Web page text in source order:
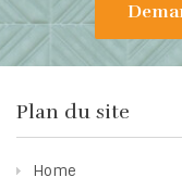
Plan du site
Home